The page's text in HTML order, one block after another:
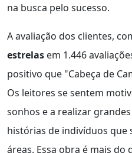
na busca pelo sucesso.
A avaliação dos clientes,
estrelas em 1.446
positivo que "Cabeça de
Os leitores se sentem
sonhos e a realizar
histórias de indivíduos que
áreas. Essa obra é mais do